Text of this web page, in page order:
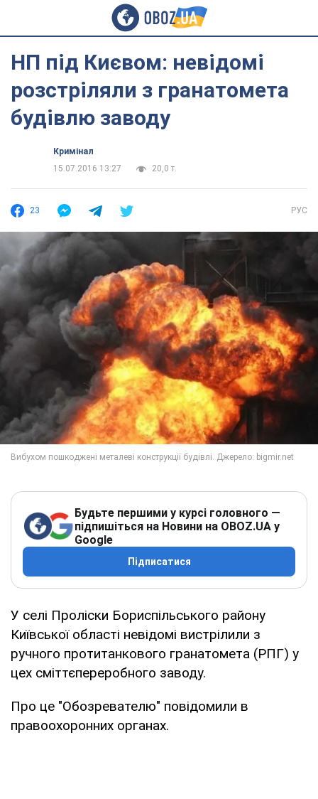
НП під Києвом: невідомі
розстріляли з гранатомета
будівлю заводу
Кримінал
15.07.2016 13:27
20,0 т.
23 РУС
Будьте першими у курсі головного —
підпишіться на Новини на OBOZ.UA у
Google
Підписатися
У селі Проліски Бориспільського району
Київської області невідомі вистрілили з
ручного протитанкового гранатомета (РПГ) у
цех сміттєпереробного заводу.
Про це "Обозревателю" повідомили в
правоохоронних органах.